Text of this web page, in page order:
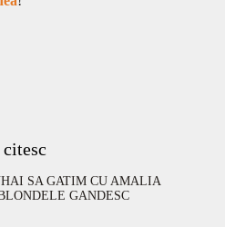
HAI SA GATIM CU AMALIA
GANDESC